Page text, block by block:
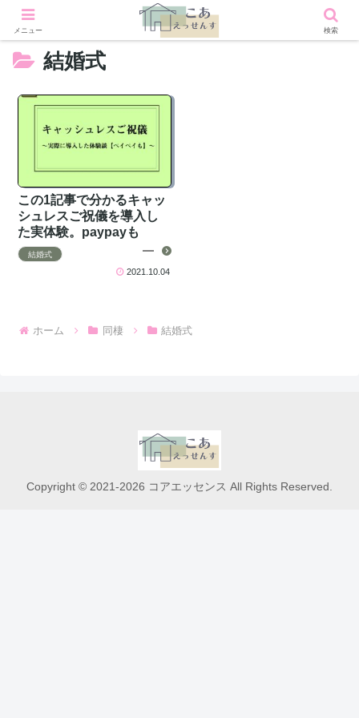
結婚式
この1記事で分かるキャッ
シュレスご祝儀を導入し
た実体験。paypayも
結婚式
2021.10.04
ホーム 同棲 結婚式
Copyright © 2021-2026 コアエッセンス All Rights Reserved.
メニュー 検索